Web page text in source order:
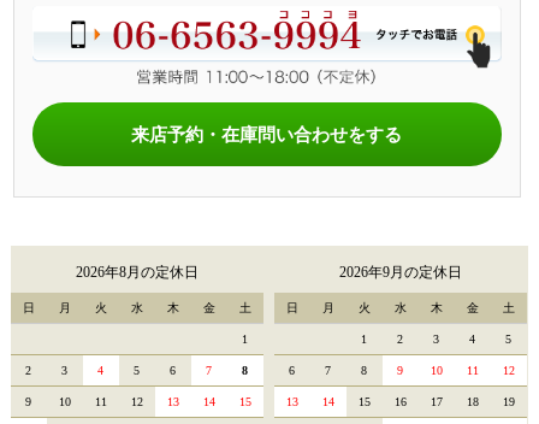
来店予約・在庫問い合わせをする
2026年8月の定休日
日 月 火 水 木 金 土
1
2 3 4 5 6 7 8
9 10 11 12 13 14 15
2026年9月の定休日
日 月 火 水 木 金 土
1 2 3 4 5
6 7 8 9 10 11 12
13 14 15 16 17 18 19